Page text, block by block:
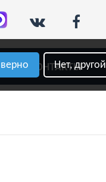
Нет, другой
КОНТАКТЫ